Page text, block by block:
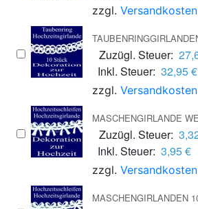
zzgl. Versandkosten
Zuzügl. Steuer:
Inkl. Steuer: 32,95 €
zzgl. Versandkosten
MASCHENGIRLANDE
Zuzügl. Steuer:
Inkl. Steuer: 3,95 €
zzgl. Versandkosten
MASCHENGIRLANDEN